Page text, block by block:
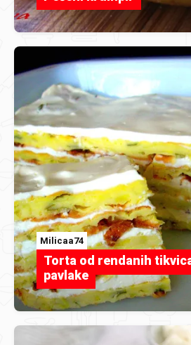
Milicaa74
Torta od rendanih
pavlake